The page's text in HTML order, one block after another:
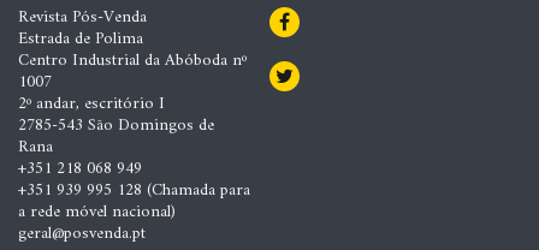
Revista Pós-Venda
Estrada de Polima
Centro Industrial da Abóboda nº
1007
2º andar, escritório I
2785-543 São Domingos de
Rana
+351 218 068 949
+351 939 995 128 (Chamada para
a rede móvel nacional)
geral@posvenda.pt